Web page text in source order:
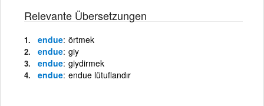
Relevante Übersetzungen
endue örtmek
endue giy
endue giydirmek
endue endue lütuflandır